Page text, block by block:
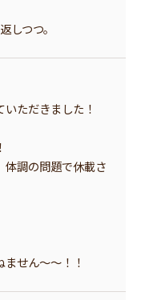
しつつ。
ただきました！
体調の問題で休載さ
せん～～！！